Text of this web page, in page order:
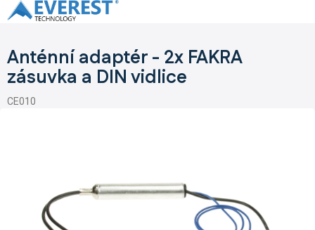
Přejít
na
Anténní adaptér - 2x FAKRA
zásuvka a DIN vidlice
CE010